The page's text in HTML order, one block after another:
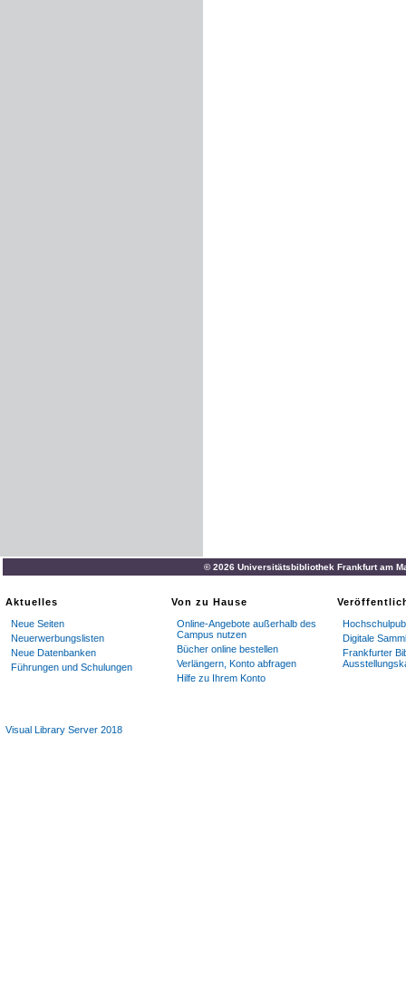
© 2026 Universitätsbibliothek Frankfurt am
Aktuelles
Neue Seiten
Neuerwerbungslisten
Neue Datenbanken
Führungen und Schulungen
Von zu Hause
Online-Angebote außerhalb des
Campus nutzen
Bücher online bestellen
Verlängern, Konto abfragen
Hilfe zu Ihrem Konto
Digitale
Frankfurter
Visual Library Server 2018